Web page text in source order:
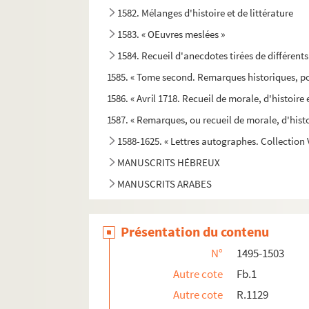
1582. Mélanges d'histoire et de littérature
1583. « OEuvres meslées »
1584. Recueil d'anecdotes tirées de
1585. « Tome second. Remarques historiques,
1586. « Avril 1718. Recueil de morale,
1587. « Remarques, ou recueil de morale,
1588-1625. « Lettres autographes.
MANUSCRITS HÉBREUX
MANUSCRITS ARABES
Présentation du contenu
N°
1495-1503
Autre cote
Fb.1
Autre cote
R.1129